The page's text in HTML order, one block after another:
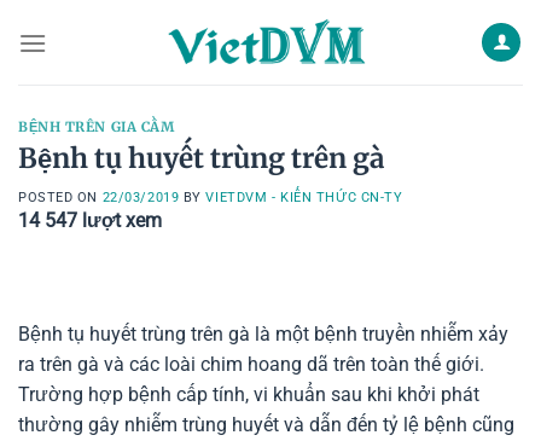
BỆNH TRÊN GIA CẦM
Bệnh tụ huyết trùng trên gà
POSTED ON 22/03/2019 BYVIETDVM - KIẾN THỨC CN-TY
14 547 lượt xem
Bệnh tụ huyết trùng trên gà là một bệnh truyền nhiễm xảy
ra trên gà và các loài chim hoang dã trên toàn thế giới.
Trường hợp bệnh cấp tính, vi khuẩn sau khi khởi phát
thường gây nhiễm trùng huyết và dẫn đến tỷ lệ bệnh cũng